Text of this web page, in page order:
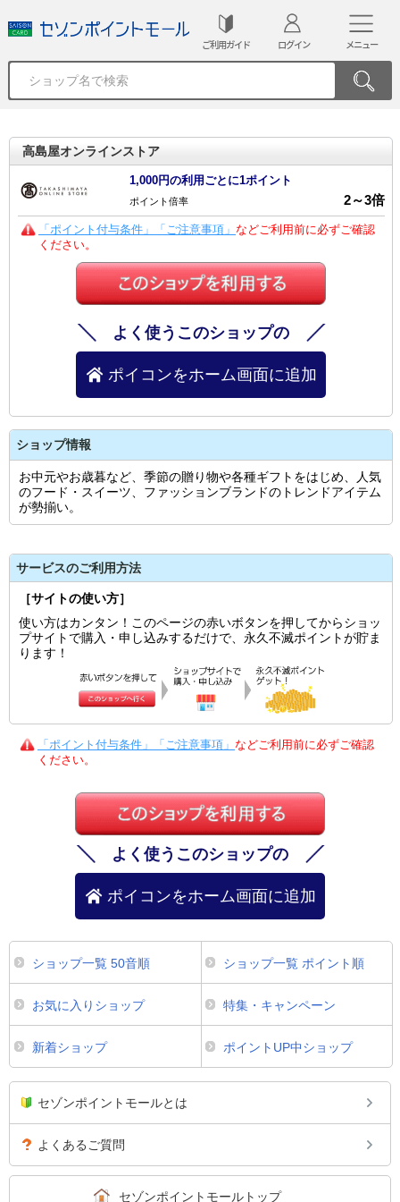
ご利用ガイド ログイン メニュー
高島屋オンラインストア
1,000円の利用ごとに1ポイント
ポイント倍率 2～3倍
「ポイント付与条件」「ご注意事項」 などご利用前に必ずご確認
ください。
よく使うこのショップの
ポイコンをホーム画面に追加
ショップ情報
お中元やお歳暮など、季節の贈り物や各種ギフトをはじめ、人気
のフード・スイーツ、ファッションブランドのトレンドアイテム
が勢揃い。
サービスのご利用方法
［サイトの使い方］
使い方はカンタン！このページの赤いボタンを押してからショッ
プサイトで購入・申し込みするだけで、永久不滅ポイントが貯ま
ります！
「ポイント付与条件」「ご注意事項」 などご利用前に必ずご確認
ください。
よく使うこのショップの
ポイコンをホーム画面に追加
ショップ一覧 50音順 ショップ一覧 ポイント順
お気に入りショップ 特集・キャンペーン
新着ショップ ポイントUP中ショップ
セゾンポイントモールとは
よくあるご質問
セゾンポイントモールトップ